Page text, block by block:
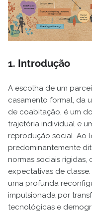
1. Introdução
A escolha de um
casamento formal, da
de coabitação, é um
trajetória individual e
reprodução social. Ao
predominantemente
normas sociais
expectativas de
uma profunda
impulsionada por
tecnológicas e